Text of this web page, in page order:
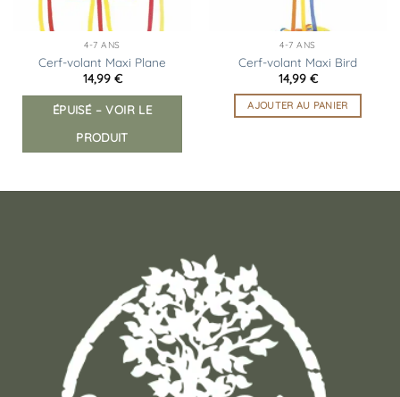
4-7 ANS
Cerf-volant Maxi Plane
14,99 €
ÉPUISÉ – VOIR LE
PRODUIT
4-7 ANS
Cerf-volant Maxi Bird
14,99 €
AJOUTER AU PANIER